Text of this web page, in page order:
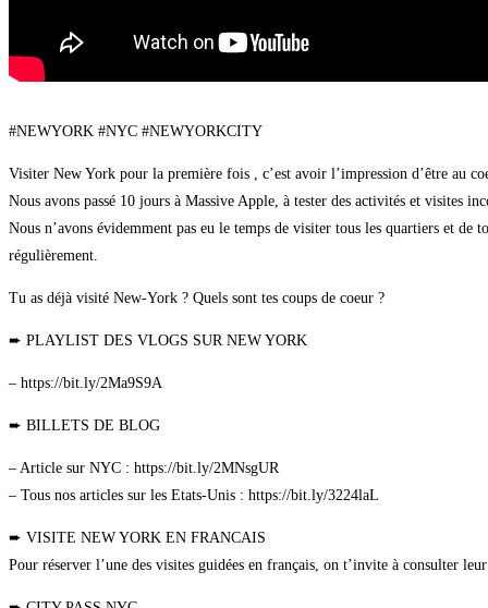
#NEWYORK #NYC #NEWYORKCITY
Visiter New York pour la première fois , c’est avoir l’impression d’être au
Nous avons passé 10 jours à Massive Apple, à tester des activités et visites
Nous n’avons évidemment pas eu le temps de visiter tous les quartiers et
régulièrement.
Tu as déjà visité New-York ? Quels sont tes coups de coeur ?
➨ PLAYLIST DES VLOGS SUR NEW YORK
– https://bit.ly/2Ma9S9A
➨ BILLETS DE BLOG
– Article sur NYC : https://bit.ly/2MNsgUR
– Tous nos articles sur les Etats-Unis : https://bit.ly/3224laL
➨ VISITE NEW YORK EN FRANCAIS
Pour réserver l’une des visites guidées en français, on t’invite à consulter